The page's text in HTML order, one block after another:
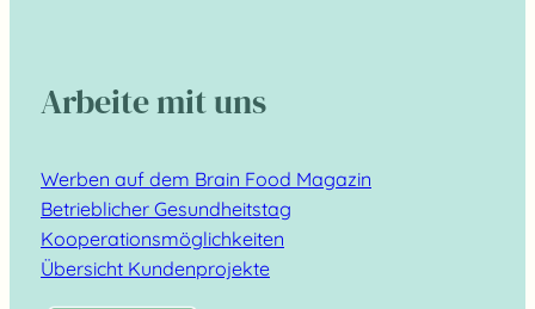
Arbeite mit uns
Werben auf dem Brain Food Magazin
Betrieblicher Gesundheitstag
Kooperationsmöglichkeiten
Übersicht Kundenprojekte